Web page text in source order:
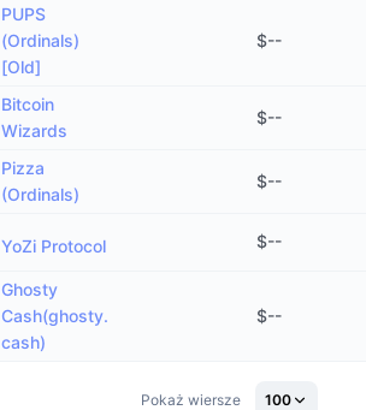
PUPS
(Ordinals)
[Old]
$--
Bitcoin
Wizards
$--
Pizza
(Ordinals)
$--
YoZi Protocol $--
Ghosty
Cash(ghosty.
cash)
$--
Pokaż wiersze 100